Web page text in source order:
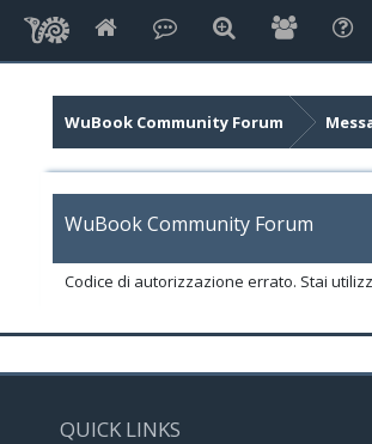
WuBook Community Forum
WuBook Community Forum
Codice di autorizzazione errato. Stai
QUICK LINKS